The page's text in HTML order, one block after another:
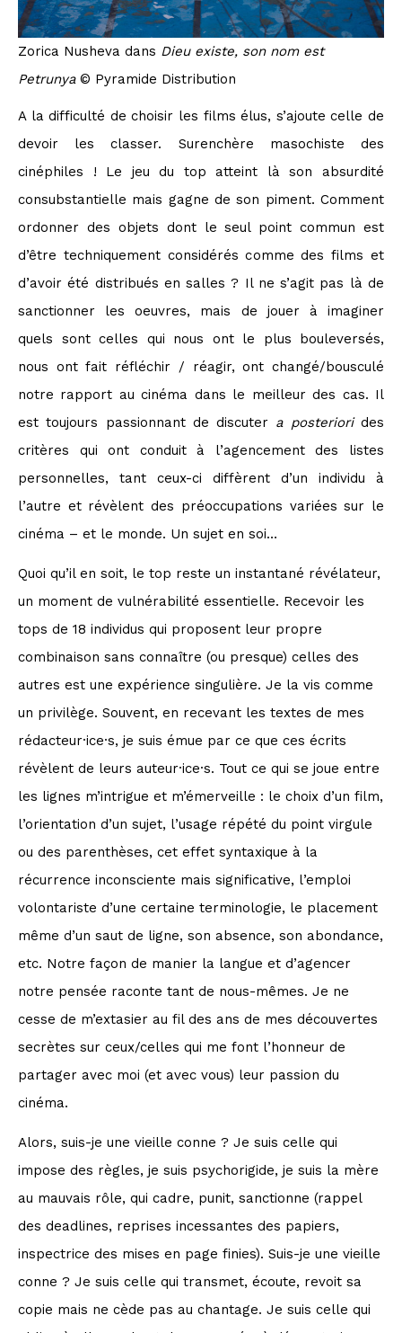
Zorica Nusheva dans Dieu existe, son nom est
Petrunya© Pyramide Distribution
A la difficulté de choisir les films élus, s’ajoute celle de
devoir les classer. Surenchère masochiste des
cinéphiles ! Le jeu du top atteint là son absurdité
consubstantielle mais gagne de son piment. Comment
ordonner des objets dont le seul point commun est
d’être techniquement considérés comme des films et
d’avoir été distribués en salles ? Il ne s’agit pas là de
sanctionner les oeuvres, mais de jouer à imaginer
quels sont celles qui nous ont le plus bouleversés,
nous ont fait réfléchir / réagir, ont changé/bousculé
notre rapport au cinéma dans le meilleur des cas. Il
est toujours passionnant de discuter a posteriorides
critères qui ont conduit à l’agencement des listes
personnelles, tant ceux-ci diffèrent d’un individu à
l’autre et révèlent des préoccupations variées sur le
cinéma – et le monde. Un sujet en soi…
Quoi qu’il en soit, le top reste un instantané révélateur,
un moment de vulnérabilité essentielle. Recevoir les
tops de 18 individus qui proposent leur propre
combinaison sans connaître (ou presque) celles des
autres est une expérience singulière. Je la vis comme
un privilège. Souvent, en recevant les textes de mes
rédacteur·ice·s, je suis émue par ce que ces écrits
révèlent de leurs auteur·ice·s. Tout ce qui se joue entre
les lignes m’intrigue et m’émerveille : le choix d’un film,
l’orientation d’un sujet, l’usage répété du point virgule
ou des parenthèses, cet effet syntaxique à la
récurrence inconsciente mais significative, l’emploi
volontariste d’une certaine terminologie, le placement
même d’un saut de ligne, son absence, son abondance,
etc. Notre façon de manier la langue et d’agencer
notre pensée raconte tant de nous-mêmes. Je ne
cesse de m’extasier au fil des ans de mes découvertes
secrètes sur ceux/celles qui me font l’honneur de
partager avec moi (et avec vous) leur passion du
cinéma.
Alors, suis-je une vieille conne ? Je suis celle qui
impose des règles, je suis psychorigide, je suis la mère
au mauvais rôle, qui cadre, punit, sanctionne (rappel
des deadlines, reprises incessantes des papiers,
inspectrice des mises en page finies). Suis-je une vieille
conne ? Je suis celle qui transmet, écoute, revoit sa
copie mais ne cède pas au chantage. Je suis celle qui